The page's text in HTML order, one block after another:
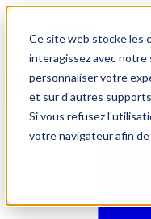
Ce site web stocke les
interagissez avec
personnaliser votre
et sur d'autres
Si vous refusez
votre navigateur afin